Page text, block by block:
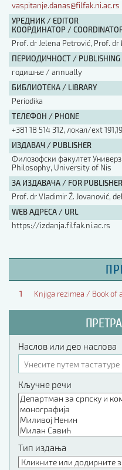
vaspitanje.danas@filfak.ni.ac.rs
УРЕДНИК / EDITOR
КООРДИНАТОР /
Prof. dr Jelena Petrović, Prof.
ПЕРИОДИЧНОСТ / PUBLISHING
годишње / annually
БИБЛИОТЕКА / LIBRARY
Periodika
ТЕЛЕФОН / PHONE
+381 18 514 312, локал/ext
ИЗДАВАЧ / PUBLISHER
Филозофски факултет
Philosophy, University of Nis
ЗА ИЗДАВАЧА / FOR PUBLISHER
Prof. dr Vladimir Ž. Jovanović,
WEB АДРЕСА / URL
https://izdanja.filfak.ni.ac.rs
1 Knjiga rezimea / Book of
Наслов или део наслова
Кључне речи
Тип издања